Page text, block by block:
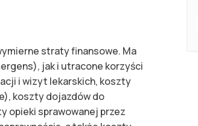
straty finansowe. Ma
jak i utracone korzyści
i wizyt lekarskich, koszty
koszty dojazdów do
opieki sprawowanej przez